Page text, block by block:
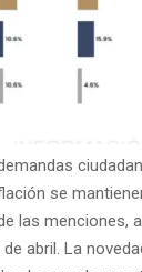
se
las menciones,
abril. La